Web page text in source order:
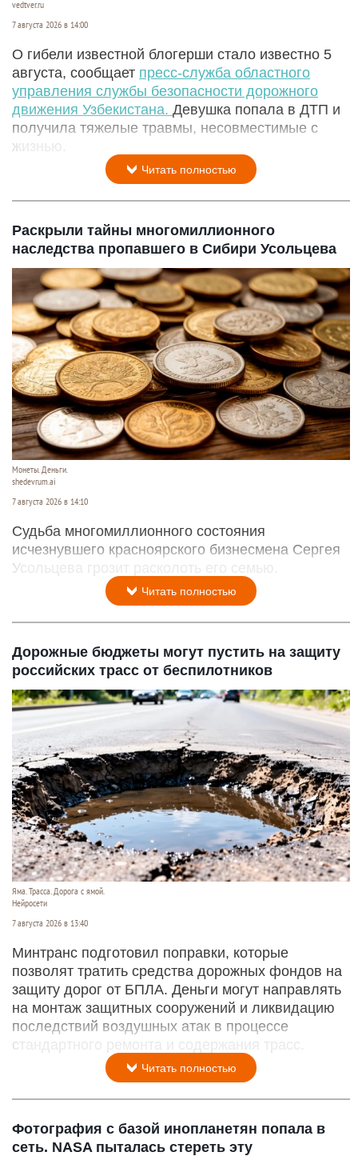
vedtver.ru
7 августа 2026 в 14:00
О гибели известной блогерши стало известно 5
августа, сообщает пресс-служба областного
управления службы безопасности дорожного
движения Узбекистана. Девушка попала в ДТП и
получила тяжелые травмы, несовместимые с
жизнью.
Читать полностью
Раскрыли тайны многомиллионного
наследства пропавшего в Сибири Усольцева
Монеты. Деньги.
shedevrum.ai
7 августа 2026 в 14:10
Судьба многомиллионного состояния
исчезнувшего красноярского бизнесмена Сергея
Усольцева грозит расколоть его семью.
Читать полностью
Дорожные бюджеты могут пустить на защиту
российских трасс от беспилотников
Яма. Трасса. Дорога с ямой.
Нейросети
7 августа 2026 в 13:40
Минтранс подготовил поправки, которые
позволят тратить средства дорожных фондов на
защиту дорог от БПЛА. Деньги могут направлять
на монтаж защитных сооружений и ликвидацию
последствий воздушных атак в процессе
стандартного ремонта и содержания трасс.
Читать полностью
Фотография с базой инопланетян попала в
сеть. NASA пыталась стереть эту